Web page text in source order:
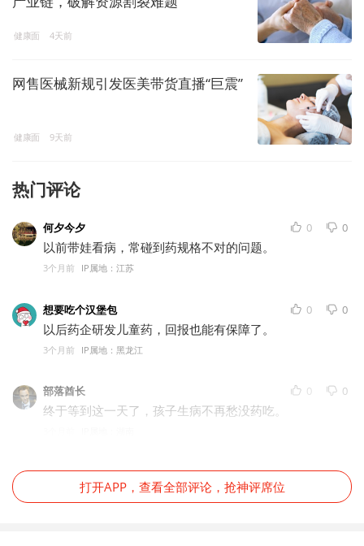
健康面 4天前
网售医械新规引发医美带货直播“巨震”
健康面 9天前
热门评论
何夕今夕 0 0
以前带娃看病，常碰到药规格不对的问题。
3个月前 IP属地：江苏
想要吃个汉堡包 0 0
以后药企研发儿童药，回报也能有保障了。
3个月前 IP属地：黑龙江
部落酋长 0 0
终于等到这一天了，孩子生病不再愁没药吃。
打开APP，查看全部评论，抢神评席位